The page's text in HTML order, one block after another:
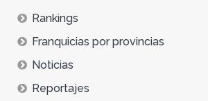
Rankings
Franquicias por provincias
Noticias
Reportajes